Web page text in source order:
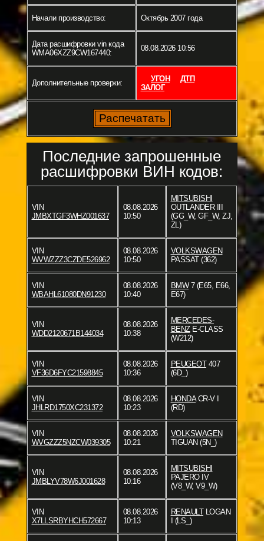
Начали производство: Октябрь 2007 года
Дата расшифровки vin кода
WMA06XZZ9CW167440:
08.08.2026 10:56
Дополнительные проверки: УГОН
ДТП
ЗАЛОГ
Последние запрошенные
расшифровки ВИН кодов:
VIN
JMBXTGF3WHZ001637
08.08.2026
10:50
MITSUBISHI
OUTLANDER III
(GG_W, GF_W, ZJ,
ZL)
VIN
WVWZZZ3CZDE526962
08.08.2026
10:50
VOLKSWAGEN
PASSAT (362)
VIN
WBAHL61080DN91230
08.08.2026
10:40
BMW7 (E65, E66,
E67)
VIN
WDD2120671B144034
08.08.2026
10:38
MERCEDES-
BENZE-CLASS
(W212)
VIN
VF36D6FYC21598845
08.08.2026
10:36
PEUGEOT407
(6D_)
VIN
JHLRD1750XC231372
08.08.2026
10:23
HONDACR-V I
(RD)
VIN
WVGZZZ5NZCW039305
08.08.2026
10:21
VOLKSWAGEN
TIGUAN (5N_)
VIN
JMBLYV78W6J001628
08.08.2026
10:16
MITSUBISHI
PAJERO IV
(V8_W, V9_W)
VIN
X7LLSRBYHCH572667
08.08.2026
10:13
RENAULTLOGAN
I (LS_)